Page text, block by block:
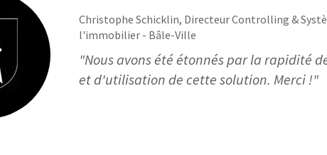
Christophe Schicklin, Directeur Controlling &
l'immobilier - Bâle-Ville
"Nous avons été étonnés par la rapidité
et d'utilisation de cette solution. Merci !"